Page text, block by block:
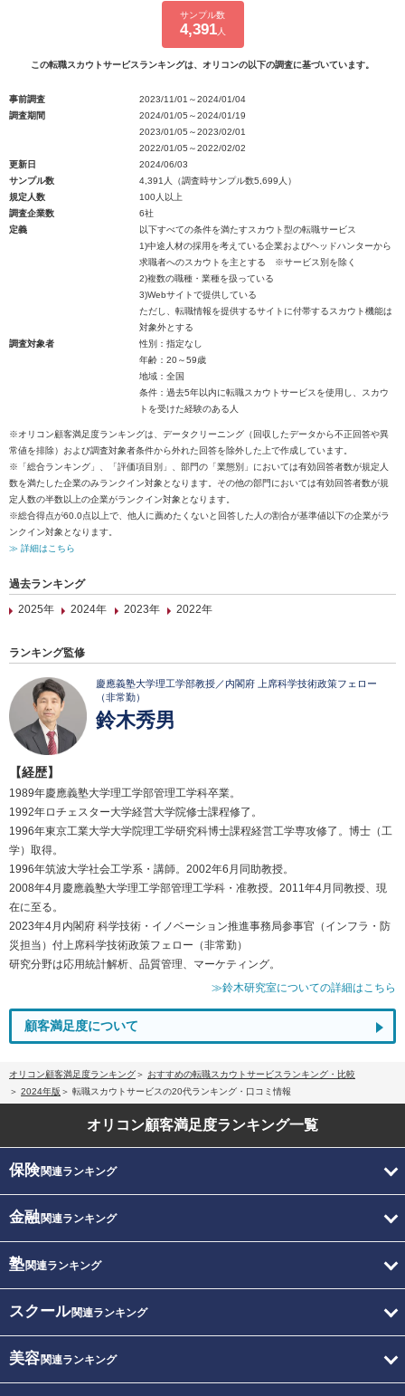
サンプル数
4,391人
この転職スカウトサービスランキングは、オリコンの以下の調査に基づいています。
事前調査
2023/11/01～2024/01/04
調査期間
2024/01/05～2024/01/19
2023/01/05～2023/02/01
2022/01/05～2022/02/02
更新日
2024/06/03
サンプル数
4,391人（調査時サンプル数5,699人）
規定人数
100人以上
調査企業数
6社
定義
以下すべての条件を満たすスカウト型の転職サービス
1)中途人材の採用を考えている企業およびヘッドハンターから
求職者へのスカウトを主とする ※サービス別を除く
2)複数の職種・業種を扱っている
3)Webサイトで提供している
ただし、転職情報を提供するサイトに付帯するスカウト機能は
対象外とする
調査対象者
性別：指定なし
年齢：20～59歳
地域：全国
条件：過去5年以内に転職スカウトサービスを使用し、スカウ
トを受けた経験のある人
※オリコン顧客満足度ランキングは、データクリーニング（回収したデータから不正回答や異
常値を排除）および調査対象者条件から外れた回答を除外した上で作成しています。
※「総合ランキング」、「評価項目別」、部門の「業態別」においては有効回答者数が規定人
数を満たした企業のみランクイン対象となります。その他の部門においては有効回答者数が規
定人数の半数以上の企業がランクイン対象となります。
※総合得点が60.0点以上で、他人に薦めたくないと回答した人の割合が基準値以下の企業がラ
ンクイン対象となります。
≫ 詳細はこちら
過去ランキング
2025年
2024年 2023年 2022年
ランキング監修
慶應義塾大学理工学部教授／内閣府 上席科学技術政策フェロー
（非常勤）
鈴木秀男
【経歴】
1989年慶應義塾大学理工学部管理工学科卒業。
1992年ロチェスター大学経営大学院修士課程修了。
1996年東京工業大学大学院理工学研究科博士課程経営工学専攻修了。博士（工
学）取得。
1996年筑波大学社会工学系・講師。2002年6月同助教授。
2008年4月慶應義塾大学理工学部管理工学科・准教授。2011年4月同教授、現
在に至る。
2023年4月内閣府 科学技術・イノベーション推進事務局参事官（インフラ・防
災担当）付上席科学技術政策フェロー（非常勤）
研究分野は応用統計解析、品質管理、マーケティング。
≫鈴木研究室についての詳細はこちら
顧客満足度について
オリコン顧客満足度ランキング
おすすめの転職スカウトサービスランキング・比較
2024年版
転職スカウトサービスの20代ランキング・口コミ情報
オリコン顧客満足度ランキング一覧
保険関連ランキング
金融関連ランキング
塾関連ランキング
スクール関連ランキング
美容関連ランキング